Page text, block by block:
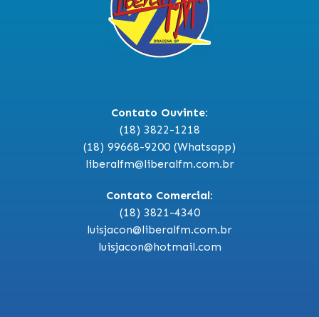
Contato Ouvinte:
(18) 3822-1218
(18) 99668-9200 (Whatsapp)
liberalfm@liberalfm.com.br
Contato Comercial:
(18) 3821-4340
luisjacon@liberalfm.com.br
luisjacon@hotmail.com